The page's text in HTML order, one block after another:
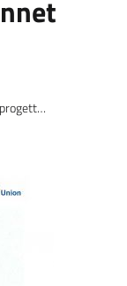
EURSLAM